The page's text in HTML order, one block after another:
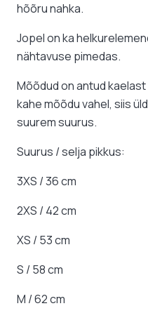
hõõru nahka.
Jopel on ka
nähtavuse pimedas.
Mõõdud on antud
kahe mõõdu vahel, siis
suurem suurus.
Suurus / selja pikkus:
3XS / 36 cm
2XS / 42 cm
XS / 53 cm
S / 58 cm
M / 62 cm